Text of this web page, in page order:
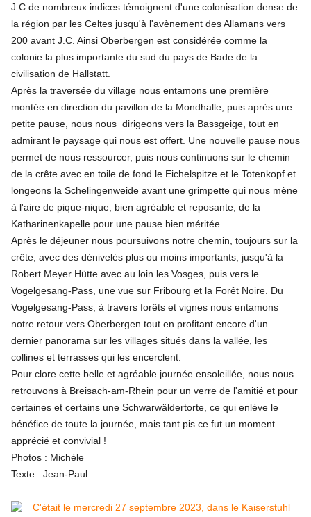
J.C de nombreux indices témoignent d'une colonisation dense de
la région par les Celtes jusqu'à l'avènement des Allamans vers
200 avant J.C. Ainsi Oberbergen est considérée comme la
colonie la plus importante du sud du pays de Bade de la
civilisation de Hallstatt.
Après la traversée du village nous entamons une première
montée en direction du pavillon de la Mondhalle, puis après une
petite pause, nous nous dirigeons vers la Bassgeige, tout en
admirant le paysage qui nous est offert. Une nouvelle pause nous
permet de nous ressourcer, puis nous continuons sur le chemin
de la crête avec en toile de fond le Eichelspitze et le Totenkopf et
longeons la Schelingenweide avant une grimpette qui nous mène
à l'aire de pique-nique, bien agréable et reposante, de la
Katharinenkapelle pour une pause bien méritée.
Après le déjeuner nous poursuivons notre chemin, toujours sur la
crête, avec des dénivelés plus ou moins importants, jusqu'à la
Robert Meyer Hütte avec au loin les Vosges, puis vers le
Vogelgesang-Pass, une vue sur Fribourg et la Forêt Noire. Du
Vogelgesang-Pass, à travers forêts et vignes nous entamons
notre retour vers Oberbergen tout en profitant encore d'un
dernier panorama sur les villages situés dans la vallée, les
collines et terrasses qui les encerclent.
Pour clore cette belle et agréable journée ensoleillée, nous nous
retrouvons à Breisach-am-Rhein pour un verre de l'amitié et pour
certaines et certains une Schwarwäldertorte, ce qui enlève le
bénéfice de toute la journée, mais tant pis ce fut un moment
apprécié et convivial !
Photos : Michèle
Texte : Jean-Paul